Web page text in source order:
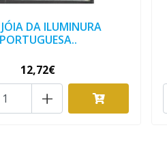
DA ILUMINURA
PORTUGUESA..
12,72€
+